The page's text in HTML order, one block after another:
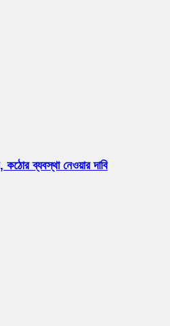
কঠোর ব্যবস্থা নেওয়ার দাবি